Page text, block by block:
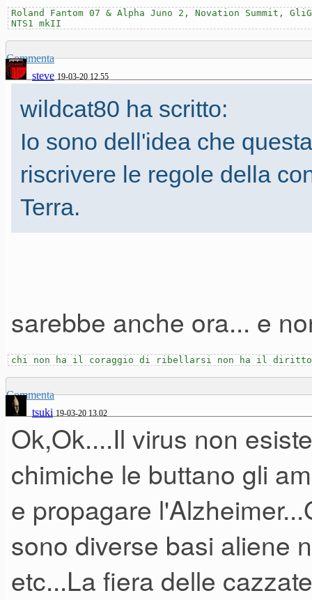
Roland Fantom 07 & Alpha Juno 2, Novation Summit,
NTS1 mkII
Commenta
steve 19-03-20 12.55
wildcat80 ha scritto:
Io sono dell'idea che
riscrivere le regole della
Terra.
sarebbe anche ora... e
chi non ha il coraggio di ribellarsi non ha il diritto
Commenta
tsuki 19-03-20 13.02
Ok,Ok....Il virus non
chimiche le buttano gli
e propagare
sono diverse basi aliene
etc...La fiera delle